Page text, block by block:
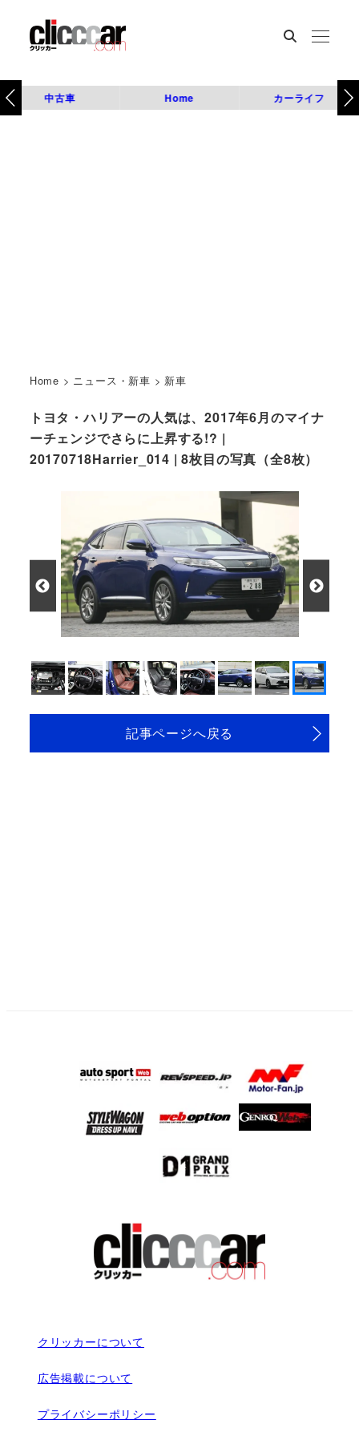
中古車 Home カーライフ
Home > ニュース・新車 > 新車
トヨタ・ハリアーの人気は、2017年6月のマイナ
ーチェンジでさらに上昇する!? |
20170718Harrier_014 | 8枚目の写真（全8枚）
記事ページへ戻る
クリッカーについて
広告掲載について
プライバシーポリシー